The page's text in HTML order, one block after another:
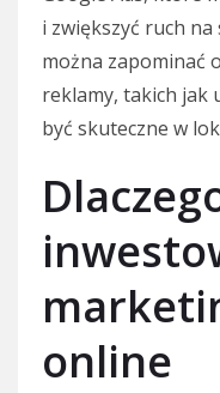
i zwiększyć ruch
można zapominać
reklamy, takich jak
być skuteczne w
online